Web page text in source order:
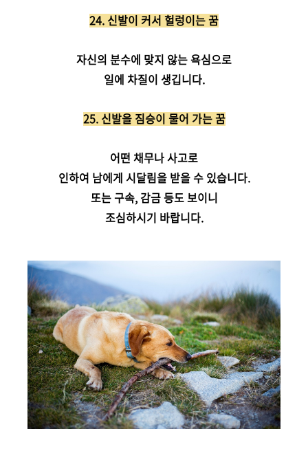
24. 신발이 커서 헐렁이는 꿈
자신의 분수에 맞지 않는 욕심으로
일에 차질이 생깁니다.
25. 신발을 짐승이 물어 가는 꿈
어떤 채무나 사고로
인하여 남에게 시달림을 받을 수 있습니다.
또는 구속, 감금 등도 보이니
조심하시기 바랍니다.